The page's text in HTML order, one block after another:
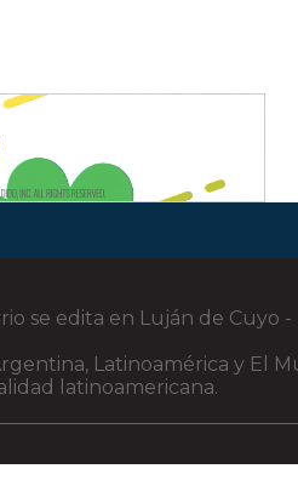
se edita en Luján de Cuyo
Latinoamérica y El
latinoamericana.